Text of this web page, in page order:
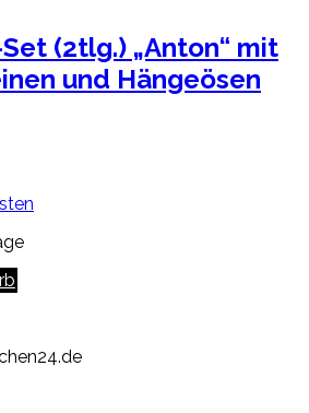
(2tlg.) „Anton“ mit
und Hängeösen